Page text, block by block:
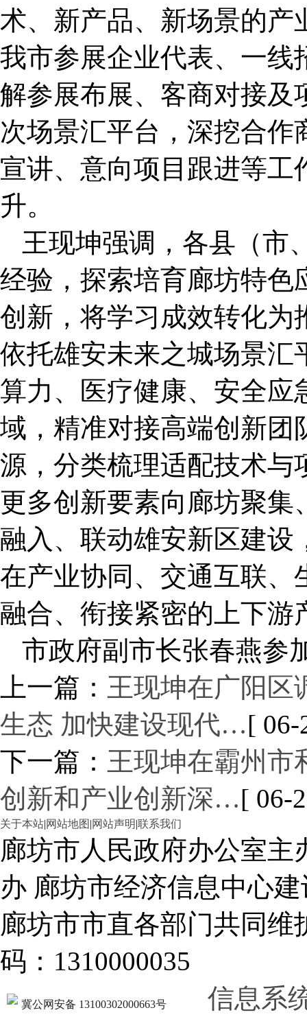
术、新产品、新场景的产
我市参展企业代表、一线
解参展布展、客商对接及
次场景汇平台，深挖合
宣讲、意向项目跟进等工
升。
王现坤强调，各县（市
经验，探索培育廊坊特色
创新，将学习成效转化为
依托雄安未来之城场景汇
算力、医疗健康、安全应
域，精准对接高端创新团
源，分类梳理适配技术与
更多创新要素向廊坊聚集
融入、联动雄安新区建设
在产业协同、交通互联、
融合、衔接紧密的上下游
市政府副市长张春燕参
上一篇： 王现坤在广阳区
生态 加快建设现代…[ 06-
下一篇： 王现坤在霸州市
创新和产业创新深…[ 06-
关于本站|网站地图 |网站声明|联系我们
廊坊市人民政府办公室
办 廊坊市经济信息中心建
廊坊市市直各部门共同
码：1310000035
冀公网安备 13100302000663号
信息系